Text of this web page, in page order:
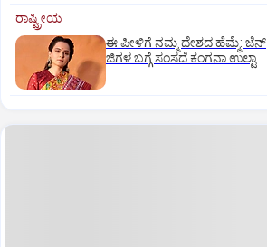
ರಾಷ್ಟ್ರೀಯ
ಈ ಪೀಳಿಗೆ ನಮ್ಮ ದೇಶದ ಹೆಮ್ಮೆ: ಜೆನ್‌
ಜಿಗಳ ಬಗ್ಗೆ ಸಂಸದೆ ಕಂಗನಾ ಉಲ್ಟಾ